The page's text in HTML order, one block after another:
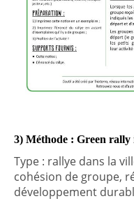
3) Méthode : Green rally
Type : rallye dans la
cohésion de groupe,
développement